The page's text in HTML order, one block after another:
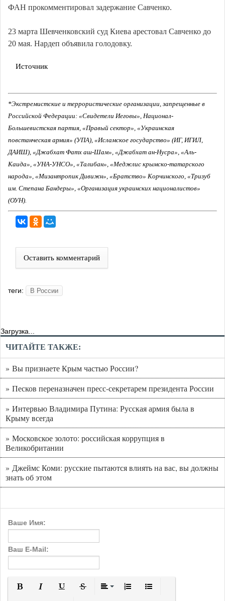
ФАН прокомментировал задержание Савченко.
23 марта Шевченковский суд Киева арестовал Савченко до
20 мая. Нардеп объявила голодовку.
Источник
*Экстремистские и террористические организации, запрещенные в
Российской Федерации: «Свидетели Иеговы», Национал-
Большевистская партия, «Правый сектор», «Украинская
повстанческая армия» (УПА), «Исламское государство» (ИГ, ИГИЛ,
ДАИШ), «Джабхат Фатх аш-Шам», «Джабхат ан-Нусра», «Аль-
Каида», «УНА-УНСО», «Талибан», «Меджлис крымско-татарского
народа», «Мизантропик Дивижн», «Братство» Корчинского, «Тризуб
им. Степана Бандеры», «Организация украинских националистов»
(ОУН).
Оставить комментарий
теги: В России
Загрузка...
ЧИТАЙТЕ ТАКЖЕ:
» Вы признаете Крым частью России?
» Песков переназначен пресс-секретарем президента России
» Интервью Владимира Путина: Русская армия была в
Крыму всегда
» Московское золото: российская коррупция в
Великобритании
» Джеймс Коми: русские пытаются влиять на вас, вы должны
знать об этом
Ваше Имя:
Ваш E-Mail: